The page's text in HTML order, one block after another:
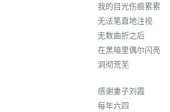
我的目光伤痕累累
无法笔直地注视
无数曲折之后
在黑暗里偶尔闪亮
洞彻荒芜
感谢妻子刘霞
每年六四